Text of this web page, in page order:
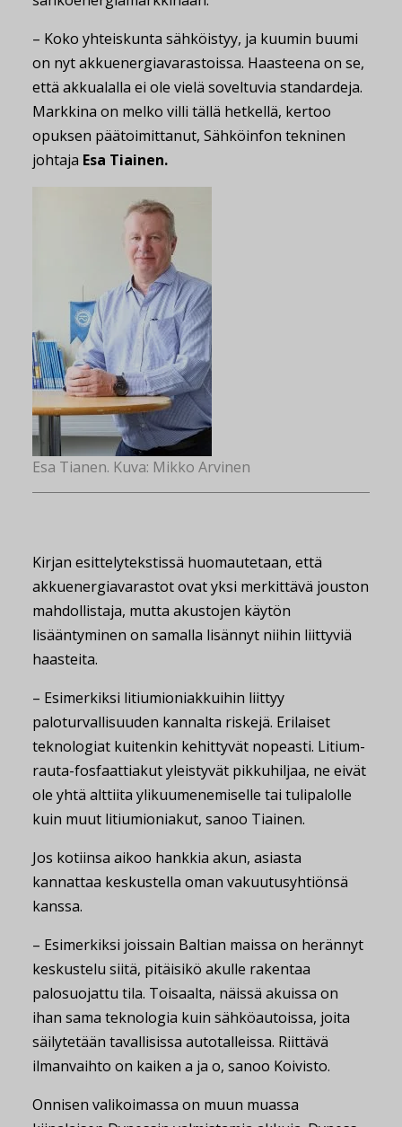
– Koko yhteiskunta sähköistyy, ja kuumin buumi
on nyt akkuenergiavarastoissa. Haasteena on se,
että akkualalla ei ole vielä soveltuvia standardeja.
Markkina on melko villi tällä hetkellä, kertoo
opuksen päätoimittanut, Sähköinfon tekninen
johtaja Esa Tiainen.
Esa Tianen. Kuva: Mikko Arvinen
Kirjan esittelytekstissä huomautetaan, että
akkuenergiavarastot ovat yksi merkittävä jouston
mahdollistaja, mutta akustojen käytön
lisääntyminen on samalla lisännyt niihin liittyviä
haasteita.
– Esimerkiksi litiumioniakkuihin liittyy
paloturvallisuuden kannalta riskejä. Erilaiset
teknologiat kuitenkin kehittyvät nopeasti. Litium-
rauta-fosfaattiakut yleistyvät pikkuhiljaa, ne eivät
ole yhtä alttiita ylikuumenemiselle tai tulipalolle
kuin muut litiumioniakut, sanoo Tiainen.
Jos kotiinsa aikoo hankkia akun, asiasta
kannattaa keskustella oman vakuutusyhtiönsä
kanssa.
– Esimerkiksi joissain Baltian maissa on herännyt
keskustelu siitä, pitäisikö akulle rakentaa
palosuojattu tila. Toisaalta, näissä akuissa on
ihan sama teknologia kuin sähköautoissa, joita
säilytetään tavallisissa autotalleissa. Riittävä
ilmanvaihto on kaiken a ja o, sanoo Koivisto.
Onnisen valikoimassa on muun muassa